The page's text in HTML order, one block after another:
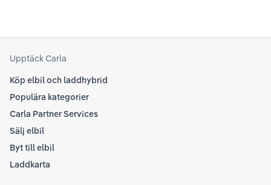
Upptäck Carla
Köp elbil och laddhybrid
Populära kategorier
Carla Partner Services
Sälj elbil
Byt till elbil
Laddkarta